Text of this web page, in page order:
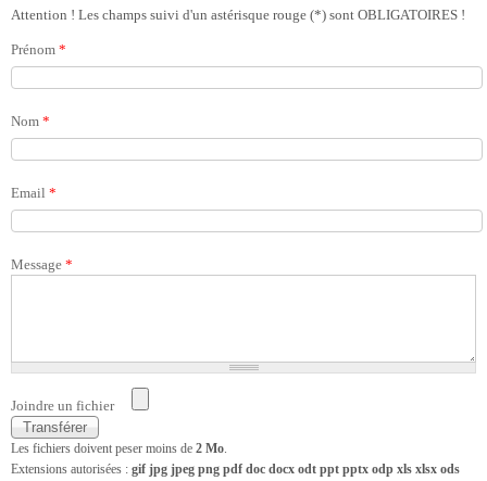
Attention ! Les champs suivi d'un astérisque rouge (*) sont OBLIGATOIRES !
Prénom *
Nom *
Email *
Message *
Joindre un fichier
Les fichiers doivent peser moins de 2 Mo.
Extensions autorisées : gif jpg jpeg png pdf doc docx odt ppt pptx odp xls xlsx ods